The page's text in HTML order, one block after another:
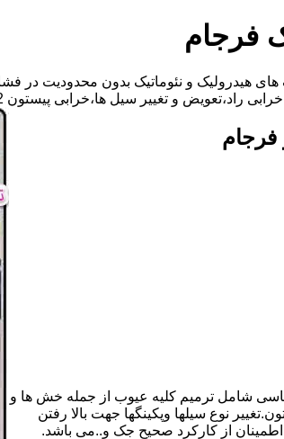
فرجام
هیدرولیک و نئوماتیک بدون محدودیت در
سیل ها،خرابی پیستون 09125283142 آقای مهدی ابراهیمی
شامل ترمیم کلیه عیوب از جمله خش ها و
نوع سیلها وپکینگها جهت بالا رفتن
از کارکرد صحیح جک و..می باشد.